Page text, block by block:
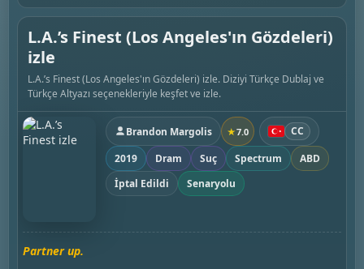
L.A.’s Finest (Los Angeles'ın Gözdeleri)
izle
L.A.’s Finest (Los Angeles'ın Gözdeleri) izle. Diziyi Türkçe Dublaj ve
Türkçe Altyazı seçenekleriyle keşfet ve izle.
Brandon Margolis ★7.0
CC
2019
Dram Suç Spectrum
ABD
İptal Edildi
Senaryolu
Partner up.